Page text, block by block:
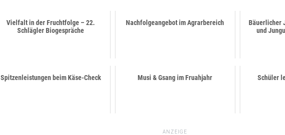
Vielfalt in der Fruchtfolge – 22.
Schlägler Biogespräche
Nachfolgeangebot im Agrarbereich
Bäuerlicher
und
Spitzenleistungen beim Käse-Check Musi & Gsang im Fruahjahr Schüler
ANZEIGE